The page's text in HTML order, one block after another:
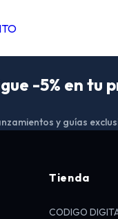
-5% en tu
y guías
Tienda
CODIGO